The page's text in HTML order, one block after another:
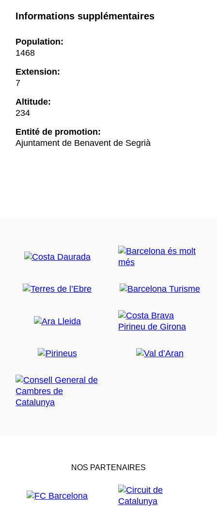
Informations supplémentaires
Population:
1468
Extension:
7
Altitude:
234
Entité de promotion:
Ajuntament de Benavent de Segrià
NOS PARTENAIRES